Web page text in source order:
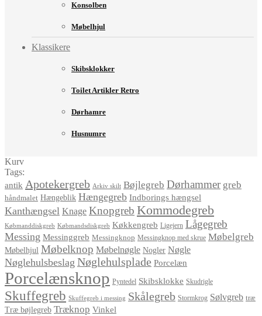
Konsolben
Møbelhjul
Klassikere
Skibsklokker
Toilet Artikler Retro
Dørhamre
Husnumre
Kurv
Tags:
antik Apotekergreb Arkiv skilt Bøjlegreb Dørhammer greb
håndmalet Hængeblik Hængegreb Indborings hængsel
Kanthængsel Knage Knopgreb Kommodegreb
Købmanddiskgreb Købmandsdiskgreb Køkkengreb Ligejern Lågegreb
Messing Messinggreb Messingknop Messingknop med skrue Møbelgreb
Møbelhjul Møbelknop Møbelnøgle Nogler Nøgle
Nøglehulsbeslag Nøglehulsplade Porcelæn
Porcelænsknop Pyntedel Skibsklokke Skudrigle
Skuffegreb Skuffegreb i messing Skålegreb Stormkrog Sølvgreb træ
Træ bøjlegreb Træknop Vinkel